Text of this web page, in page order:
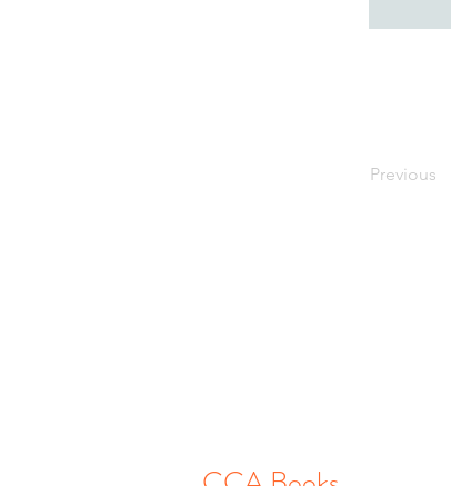
Previous